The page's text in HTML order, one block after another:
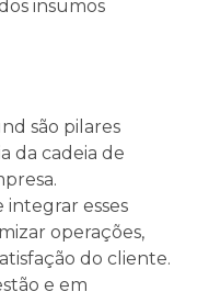
insumos
são pilares
da cadeia de
integrar esses
operações,
do cliente.
e em